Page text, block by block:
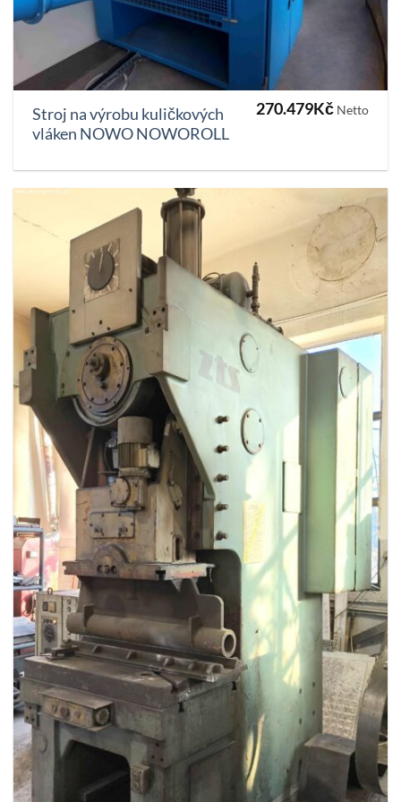
Stroj na výrobu kuličkových
vláken NOWO NOWOROLL
270.479Kč Netto